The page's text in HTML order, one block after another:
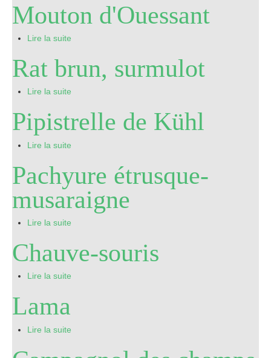
Pro
Mouton d'Ouessant
Lire la suite
Rat brun, surmulot
Lire la suite
Pipistrelle de Kühl
Lire la suite
Pachyure étrusque-
musaraigne
Lire la suite
Chauve-souris
Lire la suite
Lama
Lire la suite